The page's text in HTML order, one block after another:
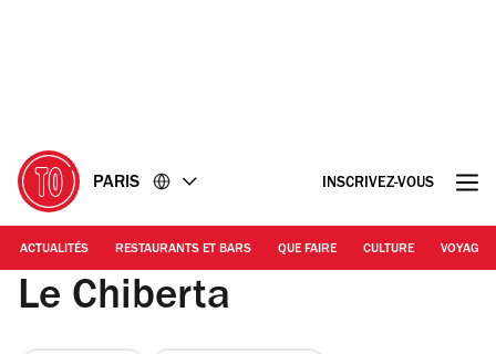
PARIS INSCRIVEZ-VOUS
ACTUALITÉS RESTAURANTS ET BARS QUE FAIRE CULTURE VOYAGE
Le Chiberta